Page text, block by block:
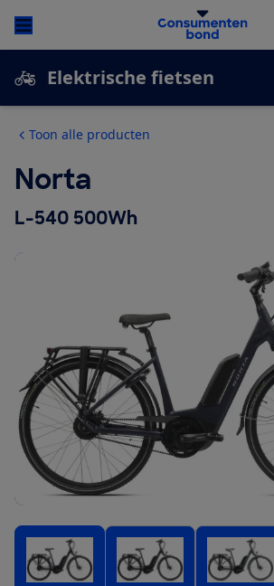
Elektrische fietsen
Toon alle producten
Norta
L-540 500Wh